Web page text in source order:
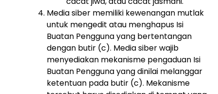
Media siber memiliki kewenangan mutlak
untuk mengedit atau menghapus Isi
Buatan Pengguna yang bertentangan
dengan butir (c). Media siber wajib
menyediakan mekanisme pengaduan Isi
Buatan Pengguna yang dinilai melanggar
ketentuan pada butir (c). Mekanisme